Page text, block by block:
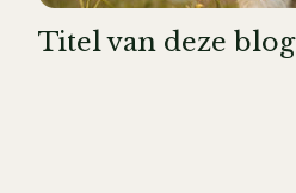
Titel van deze